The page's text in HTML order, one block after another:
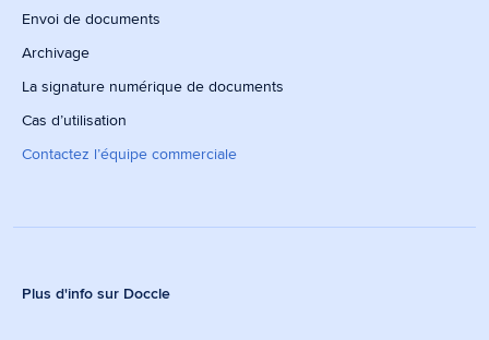
Envoi de documents
Archivage
La signature numérique de documents
Cas d’utilisation
Contactez l’équipe commerciale
Plus d'info sur Doccle